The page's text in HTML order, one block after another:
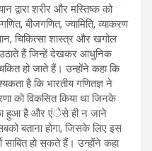
द्वारा शरीर और मस्तिष्क को
बीजगणित, ज्यामिति, व्याकरण
चिकित्सा शास्त्र और खगोल
उठाते हैं जिन्हें देखकर आधुनिक
हो जाते हैं। उन्होंने कहा कि
है कि भारतीय गणितज्ञ ने
को विकसित किया था जिनके
हुआ है और एंेसे ही न जाने
बताना होगा, जिसके लिए इस
हो सकते हैं। उन्होंने कहा